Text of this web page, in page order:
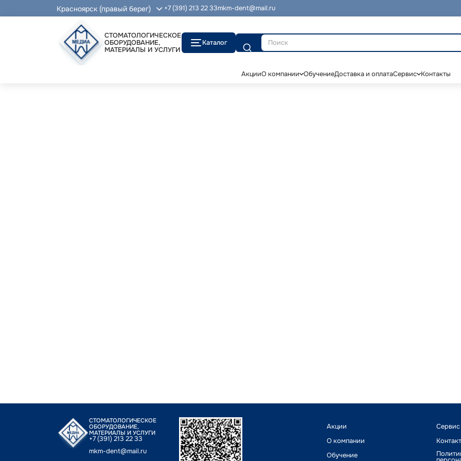
Красноярск (правый берег) +7 (391) 213 22 33mkm-dent@mail.ru
СТОМАТОЛОГИЧЕСКОЕ
ОБОРУДОВАНИЕ,
МАТЕРИАЛЫ И УСЛУГИ
Каталог
Поиск
АкцииО компании ОбучениеДоставка и оплатаСервис Контакты
СТОМАТОЛОГИЧЕСКОЕ
ОБОРУДОВАНИЕ,
МАТЕРИАЛЫ И УСЛУГИ
+7 (391) 213 22 33
mkm-dent@mail.ru
Акции
О компании
Обучение
Сервис